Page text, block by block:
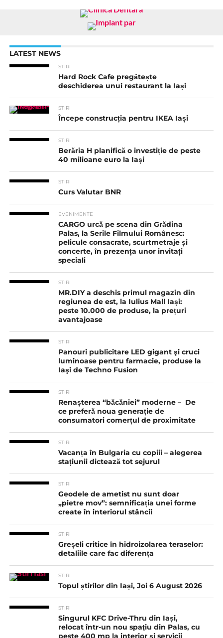
LATEST NEWS
STIRI
Hard Rock Cafe pregătește
deschiderea unui restaurant la Iași
STIRI
Începe construcția pentru IKEA Iași
STIRI
Berăria H planifică o investiție de peste
40 milioane euro la Iași
STIRI
Curs Valutar BNR
EVENIMENTE
CARGO urcă pe scena din Grădina
Palas, la Serile Filmului Românesc:
pelicule consacrate, scurtmetraje și
concerte, în prezența unor invitați
speciali
STIRI
MR.DIY a deschis primul magazin din
regiunea de est, la Iulius Mall Iași:
peste 10.000 de produse, la prețuri
avantajoase
STIRI
Panouri publicitare LED gigant şi cruci
luminoase pentru farmacie, produse la
Iaşi de Techno Fusion
STIRI
Renașterea “băcăniei” moderne – De
ce preferă noua generație de
consumatori comerțul de proximitate
STIRI
Vacanța în Bulgaria cu copiii – alegerea
stațiunii dictează tot sejurul
STIRI
Geodele de ametist nu sunt doar
„pietre mov”: semnificația unei forme
create în interiorul stâncii
STIRI
Greșeli critice în hidroizolarea teraselor:
detaliile care fac diferența
STIRI
Topul știrilor din Iași, Joi 6 August 2026
STIRI
Singurul KFC Drive-Thru din Iași,
relocat într-un nou spaţiu din Palas, cu
peste 400 mp la interior și servicii